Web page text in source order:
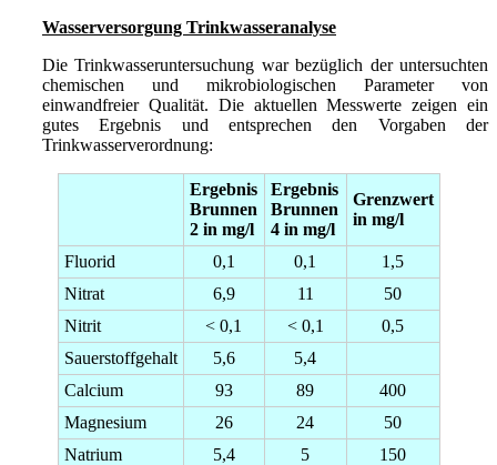
Wasserversorgung Trinkwasseranalyse
Die Trinkwasseruntersuchung war bezüglich der untersuchten
chemischen und mikrobiologischen Parameter von
einwandfreier Qualität. Die aktuellen Messwerte zeigen ein
gutes Ergebnis und entsprechen den Vorgaben der
Trinkwasserverordnung:
Ergebnis
Brunnen
2 in mg/l
Ergebnis
Brunnen
4 in mg/l
Grenzwert
in mg/l
Fluorid 0,1 0,1
1,5
Nitrat
6,9 11
50
Nitrit
< 0,1 < 0,1
0,5
Sauerstoffgehalt
5,6
5,4
Calcium
93 89
400
Magnesium
26 24
50
Natrium
5,4 5
150